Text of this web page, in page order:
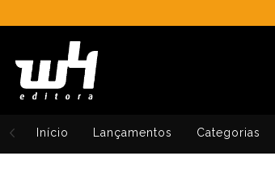
Início Lançamentos Categorias